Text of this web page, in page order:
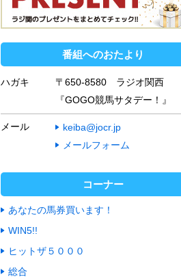
番組へのおたより
ハガキ
〒650-8580 ラジオ関西
『GOGO競馬サタデー！』
メール
keiba@jocr.jp
メールフォーム
コーナー
あなたの馬券買います！
WIN5!!
ヒットザ５０００
総合